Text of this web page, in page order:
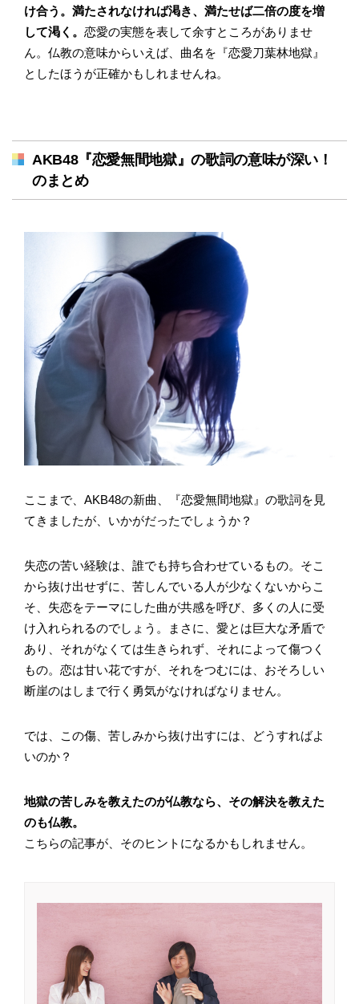
け合う。満たされなければ渇き、満たせば二倍の度を増
して渇く。 恋愛の実態を表して余すところがありませ
ん。仏教の意味からいえば、曲名を『恋愛刀葉林地獄』
としたほうが正確かもしれませんね。
AKB48『恋愛無間地獄』の歌詞の意味が深い！
のまとめ
ここまで、AKB48の新曲、『恋愛無間地獄』の歌詞を見
てきましたが、いかがだったでしょうか？
失恋の苦い経験は、誰でも持ち合わせているもの。そこ
から抜け出せずに、苦しんでいる人が少なくないからこ
そ、失恋をテーマにした曲が共感を呼び、多くの人に受
け入れられるのでしょう。まさに、愛とは巨大な矛盾で
あり、それがなくては生きられず、それによって傷つく
もの。恋は甘い花ですが、それをつむには、おそろしい
断崖のはしまで行く勇気がなければなりません。
では、この傷、苦しみから抜け出すには、どうすればよ
いのか？
地獄の苦しみを教えたのが仏教なら、その解決を教えた
のも仏教。
こちらの記事が、そのヒントになるかもしれません。